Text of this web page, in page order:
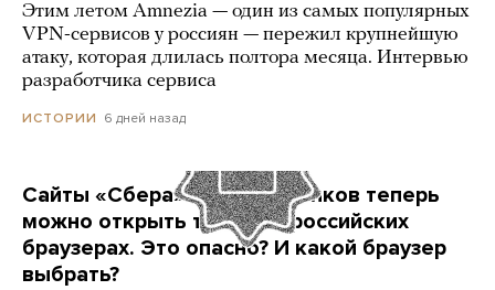
Этим летом Amnezia — один из самых популярных
VPN-сервисов у россиян — пережил крупнейшую
атаку, которая длилась полтора месяца. Интервью
разработчика сервиса
ИСТОРИИ 6 дней назад
Сайты «Сбера» и других банков теперь
можно открыть только в российских
браузерах. Это опасно? И какой браузер
выбрать?